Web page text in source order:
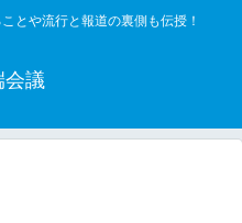
とや流行と報道の裏側も伝授！
議